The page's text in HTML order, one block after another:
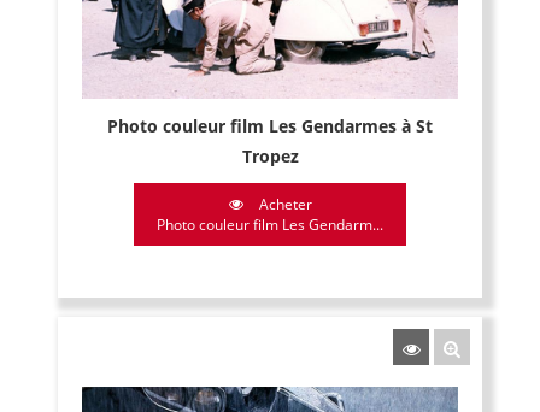
Photo couleur film Les Gendarmes à St
Tropez
Acheter
Photo couleur film Les Gendarm...